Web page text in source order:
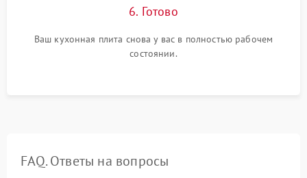
6. Готово
Ваш кухонная плита снова у вас в полностью рабочем
состоянии.
FAQ. Ответы на вопросы